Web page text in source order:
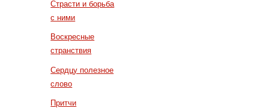
Страсти и борьба
с ними
Воскресные
странствия
Сердцу полезное
слово
Притчи